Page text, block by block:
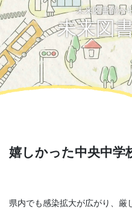
未来図書館か
未来図
嬉しかった中央中学
県内でも感染拡大が広がり、厳